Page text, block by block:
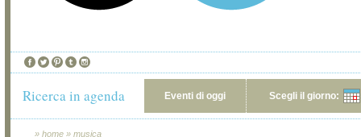
Ricerca in agenda Eventi di oggi Scegli il giorno:
» home » musica